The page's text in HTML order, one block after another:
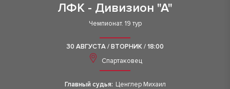
ЛФК - Дивизион "А"
Чемпионат. 19 тур
30 АВГУСТА / ВТОРНИК / 18:00
Спартаковец
Главный судья: Ценглер Михаил